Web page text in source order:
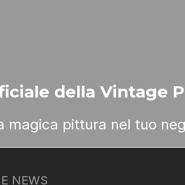
della Vintage
magica pittura nel tuo
NEWS